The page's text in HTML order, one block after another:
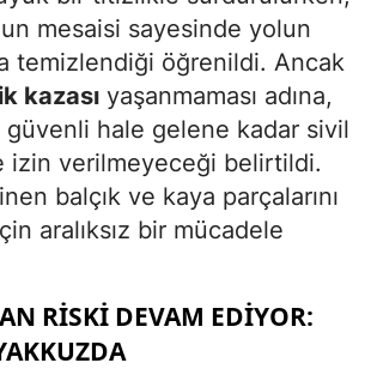
mesaisi sayesinde yolun
temizlendiği öğrenildi. Ancak
kazası yaşanmaması adına,
hale gelene kadar sivil
izin verilmeyeceği belirtildi.
balçık ve kaya parçalarını
aralıksız bir mücadele
RISKI DEVAM EDIYOR: